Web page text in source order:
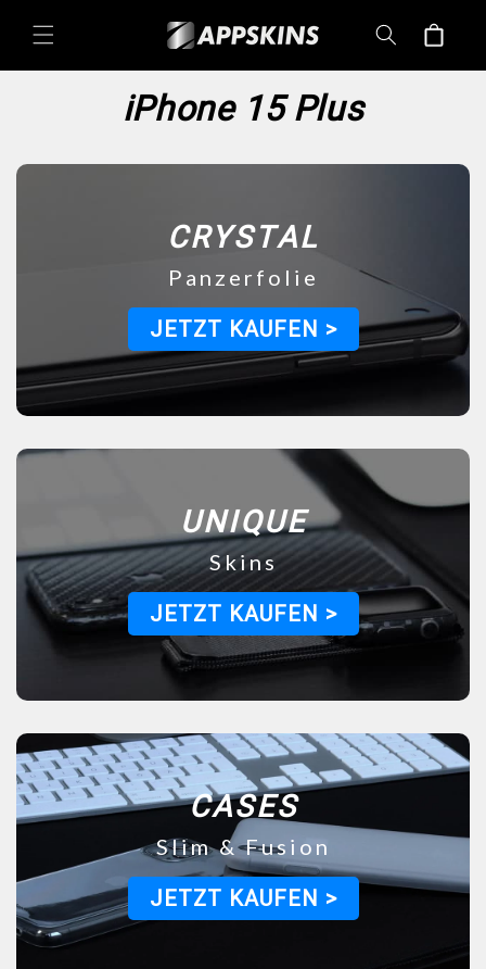
au contenu
Panier
iPhone 15 Plus
CRYSTAL
Panzerfolie
JETZT KAUFEN >
UNIQUE
Skins
JETZT KAUFEN >
CASES
Slim & Fusion
JETZT KAUFEN >